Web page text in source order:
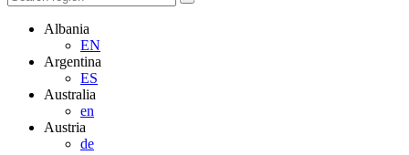
Albania
EN
Argentina
ES
Australia
en
Austria
de